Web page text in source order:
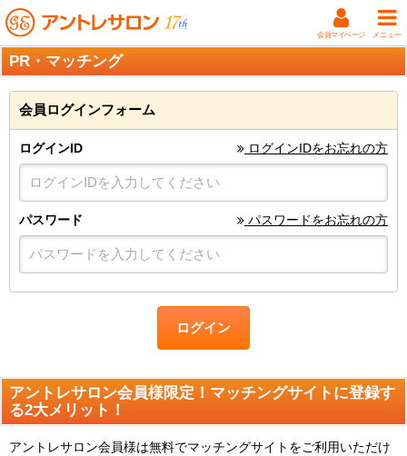
会員マイページ メニュー
PR・マッチング
会員ログインフォーム
ログインID ログインIDをお忘れの方
パスワード パスワードをお忘れの方
ログイン
アントレサロン会員様限定！マッチングサイトに登録す
る2大メリット！
アントレサロン会員様は無料でマッチングサイトをご利用いただけ